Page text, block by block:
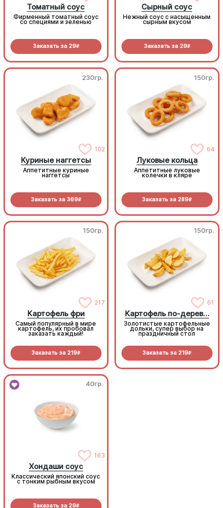
Томатный соус
Фирменный томатный соус
со специями и зеленью
Заказать за 29R
Сырный соус
Нежный соус с насыщенным
сырным вкусом
Заказать за 29R
230гр.
102
Куриные наггетсы
Аппетитные куриные
наггетсы
Заказать за 369R
150гр.
64
Луковые кольца
Аппетитные луковые
колечки в кляре
Заказать за 289R
150гр.
217
Картофель фри
Самый популярный в мире
картофель, их пробовал
заказать каждый!
Заказать за 219R
150гр.
61
Картофель по-деревенски
Золотистые картофельные
дольки, супер выбор на
праздничный стол
Заказать за 219R
40гр.
163
Хондаши соус
Классический японский соус
с тонким рыбным вкусом
Заказать за 29R